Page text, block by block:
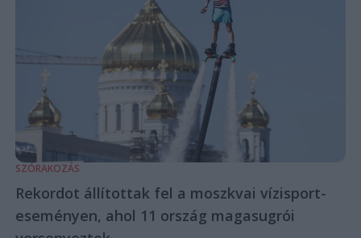
SZÓRAKOZÁS
Rekordot állítottak fel a moszkvai vízisport-
eseményen, ahol 11 ország magasugrói